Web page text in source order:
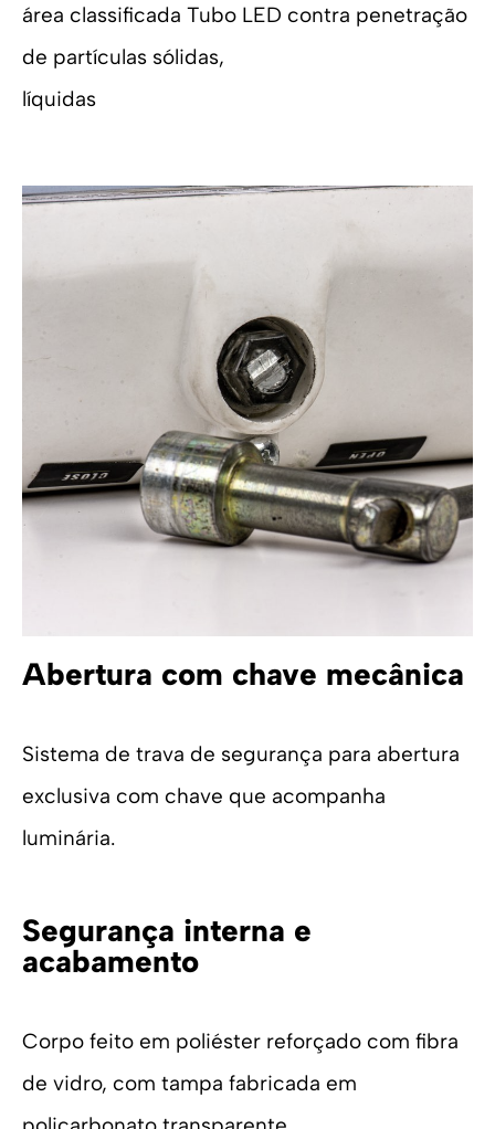
área classificada Tubo LED contra penetração
de partículas sólidas,
líquidas
Abertura com chave mecânica
Sistema de trava de segurança para abertura
exclusiva com chave que acompanha
luminária.
Segurança interna e
acabamento
Corpo feito em poliéster reforçado com fibra
de vidro, com tampa fabricada em